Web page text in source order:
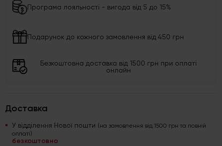
Програма лояльності - вигода від 5 до 15%
Подарунок до кожного замовлення від 450 грн
Безкоштовна доставка від 1500 грн при оплаті
онлайн
Доставка
У відділення Нової пошти (на замовлення від 1500 грн та повній
оплаті)
безкоштовно